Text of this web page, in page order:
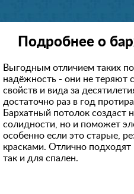
Подробнее о
Выгодным отличием таких
надёжность - они не теряют
свойств и вида за
достаточно раз в год
Бархатный потолок создаст
солидности, но и поможет
особенно если это старые,
красками. Отлично подходят
так и для спален.